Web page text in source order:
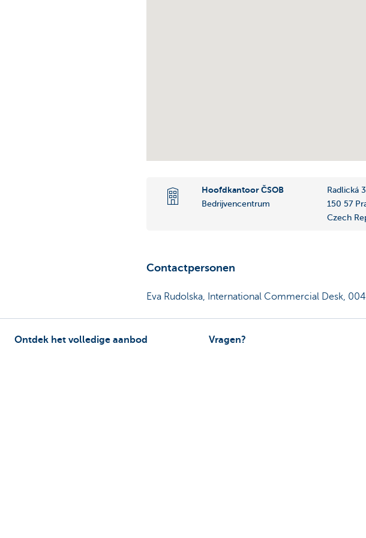
Hoofdkantoor ČSOB
Bedrijvencentrum
Radlická
150 57
Czech
Contactpersonen
Eva Rudolska, International Commercial Desk,
Ontdek het volledige aanbod Vragen?